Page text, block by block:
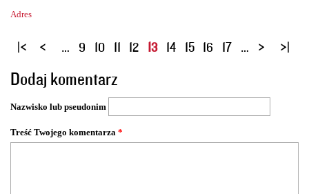
Adres
S
r
o
n
y
… 9 10 11 12 13 14 15 16 17 …
Dodaj komentarz
Nazwisko lub pseudonim
Treść Twojego komentarza *